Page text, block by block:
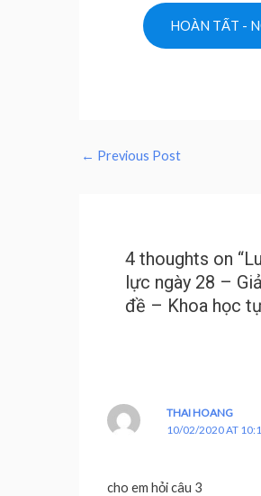
← Previous Post
4 thoughts on
lực ngày 28 –
đề – Khoa học
THAI HOANG
10/02/2020 AT
cho em hỏi câu 3